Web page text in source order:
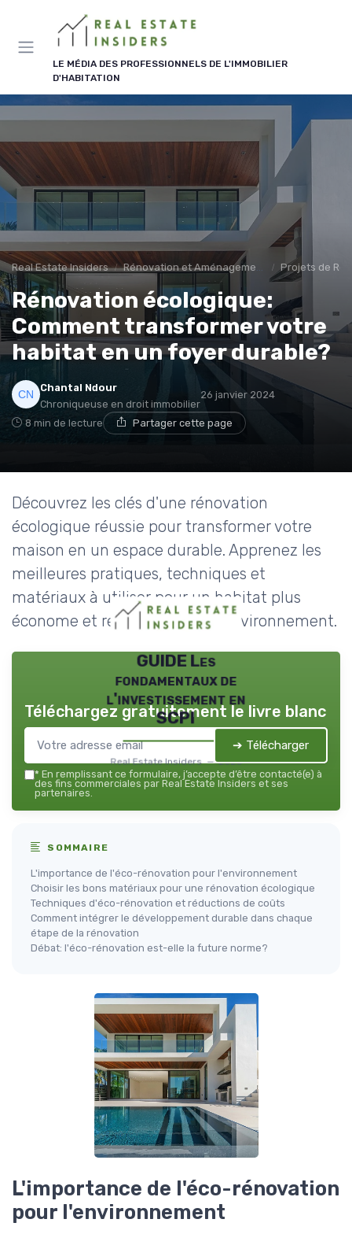
LE MÉDIA DES PROFESSIONNELS DE L'IMMOBILIER
D'HABITATION
Real Estate Insiders Rénovation et Aménagement Projets de
Rénovation écologique:
Comment transformer votre
habitat en un foyer durable?
Chantal Ndour
Chroniqueuse en droit immobilier
26 janvier 2024
8 min de lecture Partager cette page
Découvrez les clés d'une rénovation
écologique réussie pour transformer votre
maison en un espace durable. Apprenez les
meilleures pratiques, techniques et
matériaux à utiliser pour un habitat plus
économe et respectueux de l'environnement.
GUIDE Les
fondamentaux de
l'investissement en
SCPI
Real Estate Insiders — 2026
Téléchargez gratuitement le livre blanc
➔ Télécharger
* En remplissant ce formulaire, j’accepte d’être contacté(e) à
des fins commerciales par Real Estate Insiders et ses
partenaires.
SOMMAIRE
L'importance de l'éco-rénovation pour l'environnement
Choisir les bons matériaux pour une rénovation écologique
Techniques d'éco-rénovation et réductions de coûts
Comment intégrer le développement durable dans chaque
étape de la rénovation
Débat: l'éco-rénovation est-elle la future norme?
L'importance de l'éco-rénovation
pour l'environnement